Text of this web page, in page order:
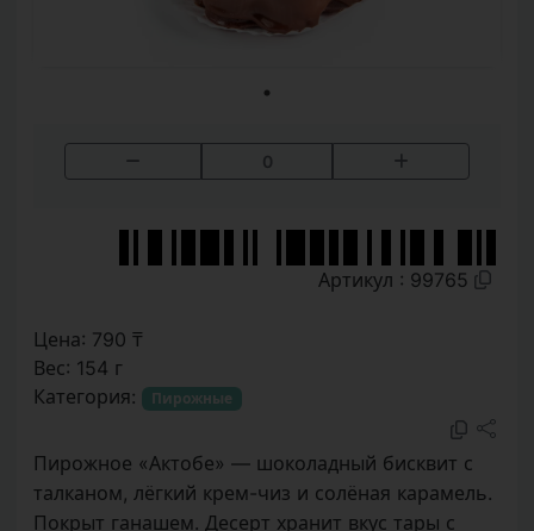
Вес: 154 г
Категория:
Пирожное «Актобе» — шоколадный бисквит с
талканом, лёгкий крем-чиз и солёная карамель.
Покрыт ганашем. Десерт хранит вкус тары с
полей Актобе и напоминает о теплоте родной